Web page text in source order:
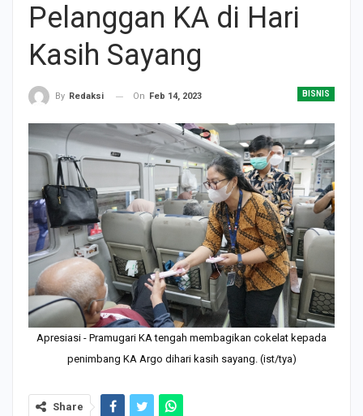
Pelanggan KA di Hari
Kasih Sayang
BISNIS
By Redaksi On Feb 14, 2023
Apresiasi - Pramugari KA tengah membagikan cokelat kepada
penimbang KA Argo dihari kasih sayang. (ist/tya)
Share